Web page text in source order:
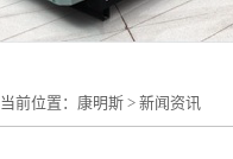
当前位置： 康明斯 > 新闻资讯